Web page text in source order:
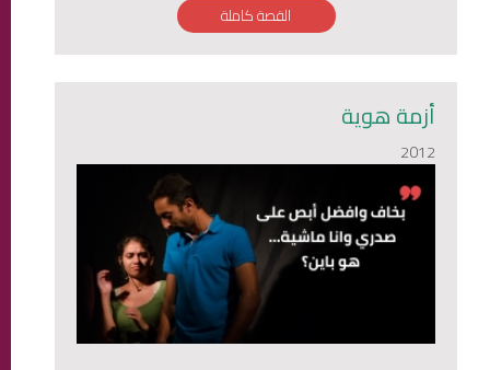
القصة كاملة
أزمة هوية
2012